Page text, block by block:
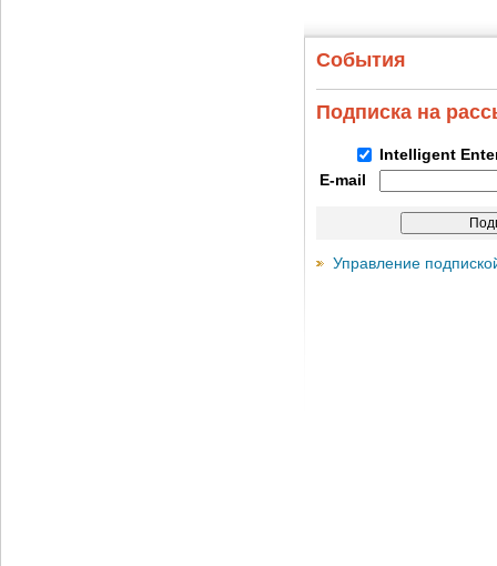
События
Подписка на
Intelligent
E-mail
Управление